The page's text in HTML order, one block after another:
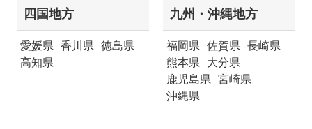
四国地方
愛媛県 香川県
徳島県
高知県
九州・沖縄地方
福岡県 佐賀県
長崎県
熊本県
大分県
鹿児島県
宮崎県
沖縄県